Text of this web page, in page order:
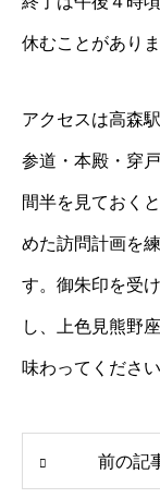
休むことがありま
アクセスは高森
参道・本殿・穿
間半を見ておく
めた訪問計画を
す。御朱印を受
し、上色見熊野
味わってください
前の記